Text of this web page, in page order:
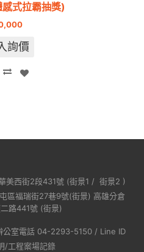
式拉霸抽獎)
詢價
美西街2段431號 (街景1 / 街景2 )
區福瑞街27巷9號(街景) 高雄分倉
路441號 (街景)
室電話 04-2293-5150 / Line ID
/工程案場記錄